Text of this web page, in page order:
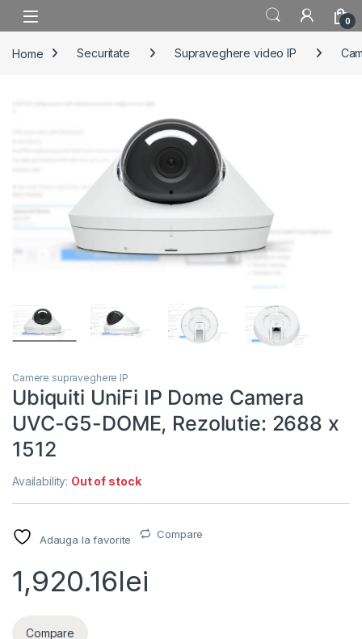
Skip to navigation
Skip to content
0
Home Securitate Supraveghere video IP
Camere supraveghere IP
Ubiquiti UniFi IP Dome Camera
UVC-G5-DOME, Rezolutie: 2688 x
1512
Availability: Out of stock
Adauga la favorite Compare
1,920.16lei
Compare